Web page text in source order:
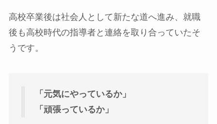
高校卒業後は社会人として新たな道へ進み、就職
後も高校時代の指導者と連絡を取り合っていたそ
うです。
「元気にやっているか」
「頑張っているか」